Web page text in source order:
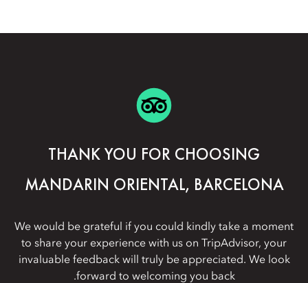
THANK YOU FOR CHOOSING
MANDARIN ORIENTAL, BARCELONA
We would be grateful if you could kindly take a moment
to share your experience with us on TripAdvisor, your
invaluable feedback will truly be appreciated. We look
forward to welcoming you back.